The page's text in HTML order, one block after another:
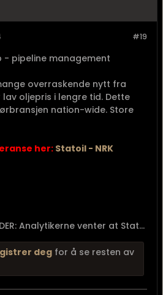
#19
- pipeline management
overraskende nytt fra
lav oljepris i lengre tid. Dette
nation-wide. Store
her: Statoil - NRK
Analytikerne venter at Stat...
deg for å se resten av